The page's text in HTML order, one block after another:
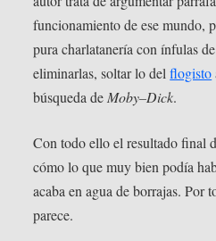
funcionamiento de ese mundo,
pura charlatanería con ínfulas
eliminarlas, soltar lo delflogisto
búsqueda de Moby–Dick.
Con todo ello el resultado final
cómo lo que muy bien podía
acaba en agua de borrajas. Por
parece.